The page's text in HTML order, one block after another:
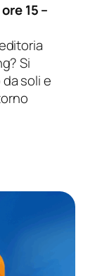
15 –
Si
soli e